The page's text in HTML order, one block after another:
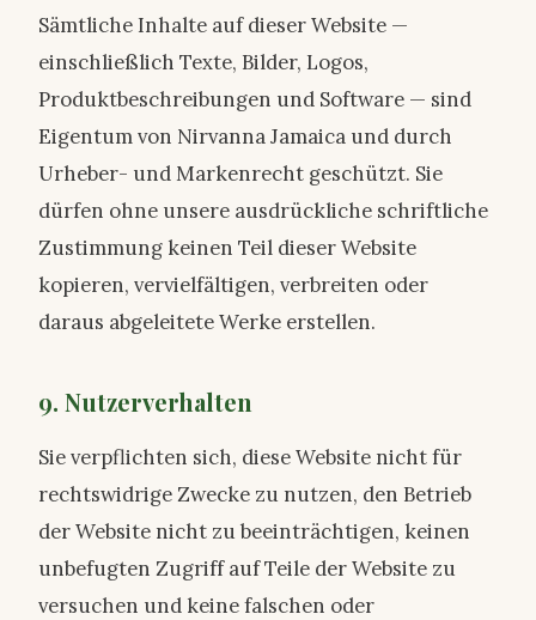
Sämtliche Inhalte auf dieser Website —
einschließlich Texte, Bilder, Logos,
Produktbeschreibungen und Software — sind
Eigentum von Nirvanna Jamaica und durch
Urheber- und Markenrecht geschützt. Sie
dürfen ohne unsere ausdrückliche schriftliche
Zustimmung keinen Teil dieser Website
kopieren, vervielfältigen, verbreiten oder
daraus abgeleitete Werke erstellen.
9. Nutzerverhalten
Sie verpflichten sich, diese Website nicht für
rechtswidrige Zwecke zu nutzen, den Betrieb
der Website nicht zu beeinträchtigen, keinen
unbefugten Zugriff auf Teile der Website zu
versuchen und keine falschen oder